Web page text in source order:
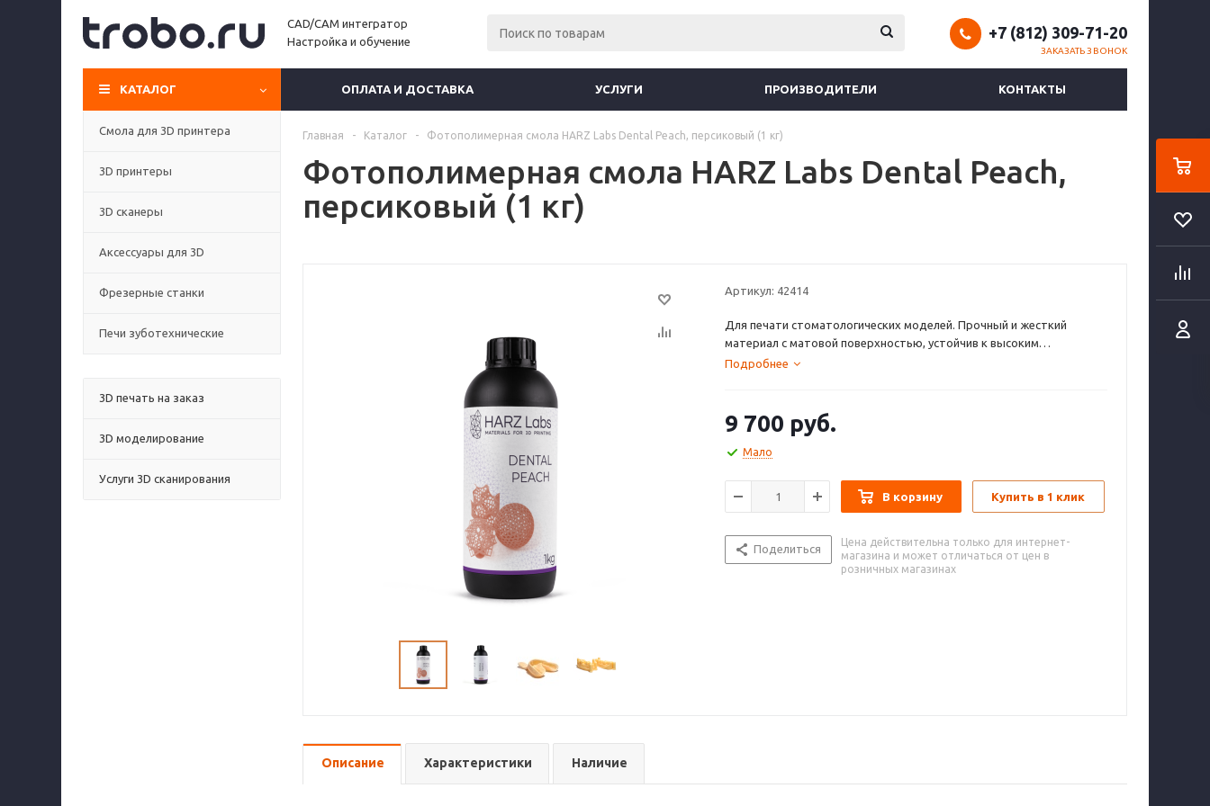
CAD/CAM интегратор
Настройка и обучение
+7 (812) 309-71-20
ЗАКАЗАТЬ ЗВОНОК
КАТАЛОГ ОПЛАТА И ДОСТАВКА УСЛУГИ ПРОИЗВОДИТЕЛИ КОНТАКТЫ
Смола для 3D принтера
3D принтеры
3D сканеры
Аксессуары для 3D
Фрезерные станки
Печи зуботехнические
3D печать на заказ
3D моделирование
Услуги 3D сканирования
Главная - Каталог - Фотополимерная смола HARZ Labs Dental Peach, персиковый (1 кг)
Фотополимерная смола HARZ Labs Dental Peach,
персиковый (1 кг)
Артикул: 42414
Для печати стоматологических моделей. Прочный и жесткий
материал с матовой поверхностью, устойчив к высоким
температурам во время термоформования элайнеров.
Подробнее
9 700 руб.
Мало
В корзину Купить в 1 клик
Поделиться
Цена действительна только для интернет-
магазина и может отличаться от цен в
розничных магазинах
Описание Характеристики Наличие